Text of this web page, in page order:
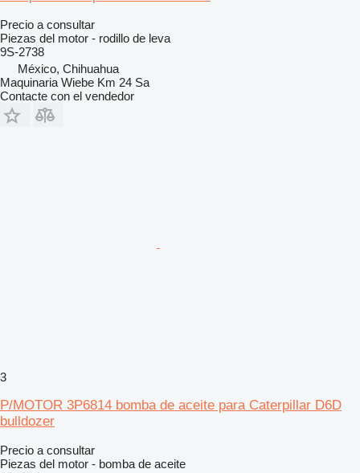
Precio a consultar
Piezas del motor - rodillo de leva
9S-2738
México, Chihuahua
Maquinaria Wiebe Km 24 Sa
Contacte con el vendedor
3
P/MOTOR 3P6814 bomba de aceite para Caterpillar D6D
bulldozer
Precio a consultar
Piezas del motor - bomba de aceite